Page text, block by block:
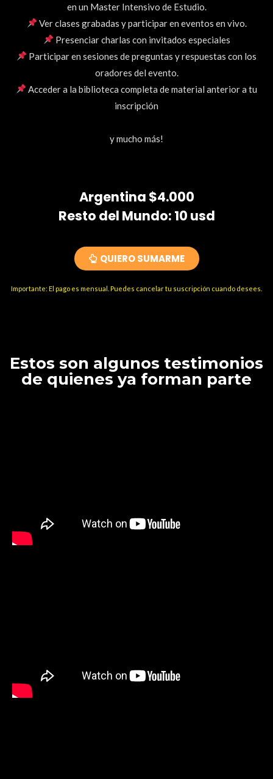
en un Master Intensivo de Estudio.
Ver clases grabadas y participar en eventos en vivo.
Presenciar charlas con invitados especiales
Participar en sesiones de preguntas y respuestas con los
oradores del evento.
Acceder a la biblioteca completa de material anterior a tu
inscripción
y mucho más!
Argentina $4.000
Resto del Mundo: 10 usd
QUIERO SUMARME
Importante: El pago es mensual. Puedes cancelar tu suscripción cuando desees.
Estos son algunos testimonios
de quienes ya forman parte